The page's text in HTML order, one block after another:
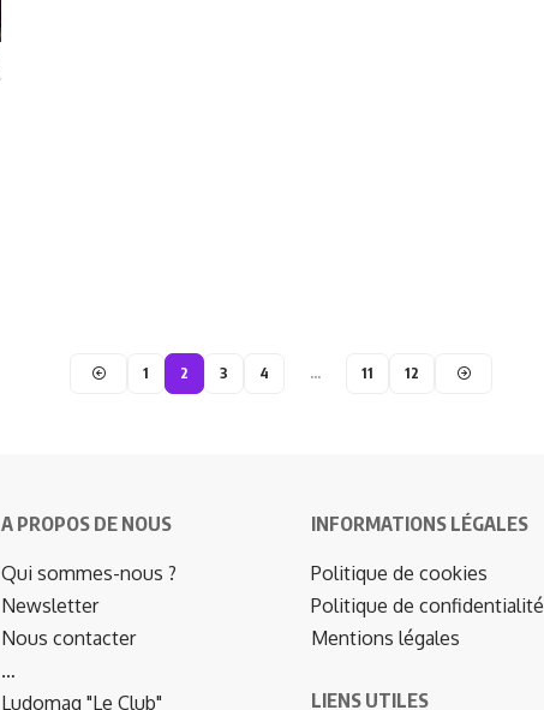
1 2 3 4 … 11 12
A PROPOS DE NOUS
Qui sommes-nous ?
Newsletter
Nous contacter
…
Ludomag "Le Club"
INFORMATIONS LÉGALES
Politique de cookies
Politique de confidentialité
Mentions légales
LIENS UTILES